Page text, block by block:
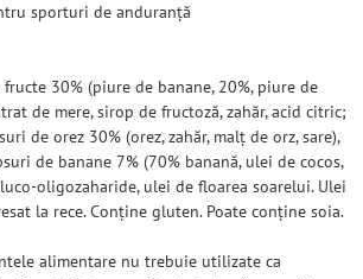
sporturi de anduranță
30% (piure de banane, 20%, piure de
de mere, sirop de fructoză, zahăr, acid citric;
de orez 30% (orez, zahăr, malț de orz, sare),
de banane 7% (70% banană, ulei de cocos,
oligozaharide, ulei de floarea soarelui. Ulei
la rece. Conține gluten. Poate conține soia.
alimentare nu trebuie utilizate ca